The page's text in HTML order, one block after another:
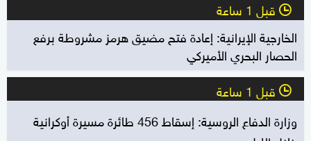
l قبل 1 ساعة
الخارجية الإيرانية: إعادة فتح مضيق هرمز مشروطة برفع
الحصار البحري الأميركي
l قبل 1 ساعة
وزارة الدفاع الروسية: إسقاط 456 طائرة مسيرة أوكرانية